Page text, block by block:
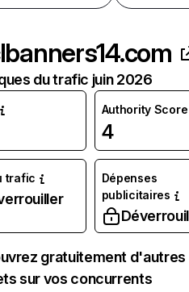
du trafic juin 2026
Authority Score
4
trafic
Dépenses
publicitaires
gratuitement d'autres
sur vos concurrents